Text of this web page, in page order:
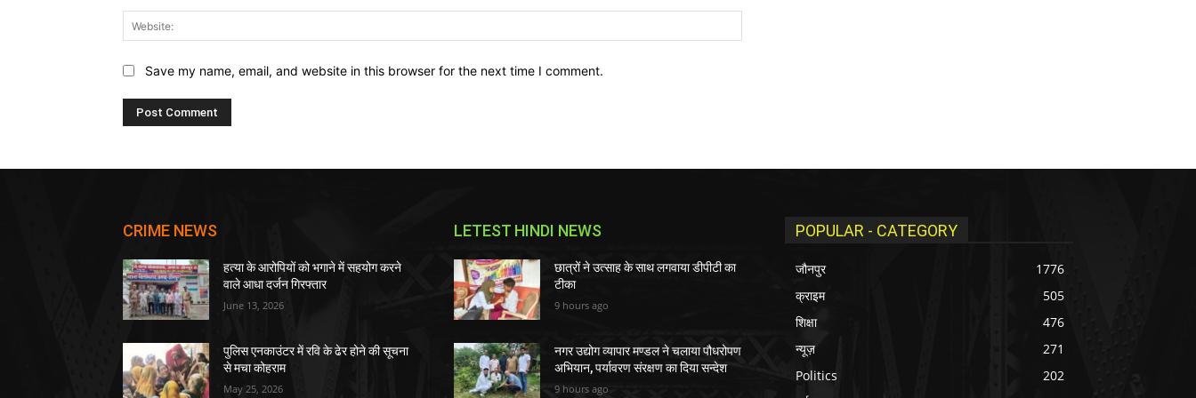
Save my name, email, and website in this browser for the next time I comment.
CRIME NEWS
हत्या के आरोपियों को भगाने में सहयोग करने
वाले आधा दर्जन गिरफ्तार
June 13, 2026
पुलिस एनकाउंटर में रवि के ढेर होने की सूचना
से मचा कोहराम
May 25, 2026
LETEST HINDI NEWS
छात्रों ने उत्साह के साथ लगवाया डीपीटी का
टीका
9 hours ago
नगर उद्योग व्यापार मण्डल ने चलाया पौधरोपण
अभियान, पर्यावरण संरक्षण का दिया सन्देश
9 hours ago
POPULAR - CATEGORY
जौनपुर
1776
क्राइम
505
शिक्षा
476
न्यूज़
271
Politics
202